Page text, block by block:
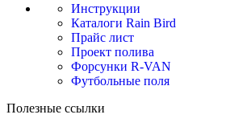
Инструкции
Каталоги Rain Bird
Прайс лист
Проект полива
Форсунки R-VAN
Футбольные поля
Полезные ссылки